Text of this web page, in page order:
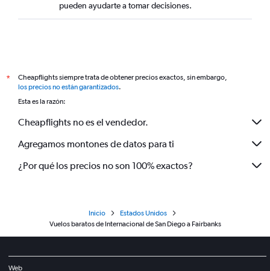
pueden ayudarte a tomar decisiones.
*
Cheapflights siempre trata de obtener precios exactos, sin embargo,
los precios no están garantizados.
Esta es la razón:
Cheapflights no es el vendedor.
Agregamos montones de datos para ti
¿Por qué los precios no son 100% exactos?
Inicio
Estados Unidos
Vuelos baratos de Internacional de San Diego a Fairbanks
Web